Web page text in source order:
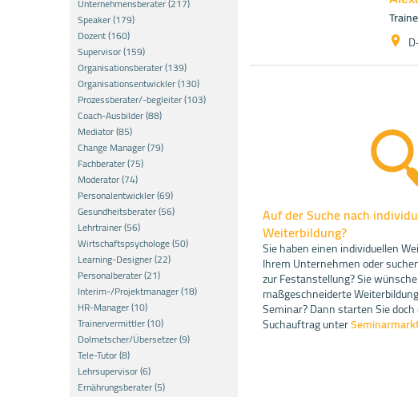
Speaker (179)
Dozent (160)
Supervisor (159)
Organisationsberater (139)
Organisationsentwickler (130)
Prozessberater/-begleiter (103)
Coach-Ausbilder (88)
Mediator (85)
Change Manager (79)
Fachberater (75)
Moderator (74)
Personalentwickler (69)
Gesundheitsberater (56)
Lehrtrainer (56)
Wirtschaftspsychologe (50)
Learning-Designer (22)
Personalberater (21)
Interim-/Projektmanager (18)
HR-Manager (10)
Trainervermittler (10)
Dolmetscher/Übersetzer (9)
Tele-Tutor (8)
Lehrsupervisor (6)
Ernährungsberater (5)
Auf der Suche nach
Weiterbildung?
Sie haben einen individuellen
Ihrem Unternehmen oder
zur Festanstellung? Sie
maßgeschneiderte
Seminar? Dann starten Sie
Suchauftrag unter